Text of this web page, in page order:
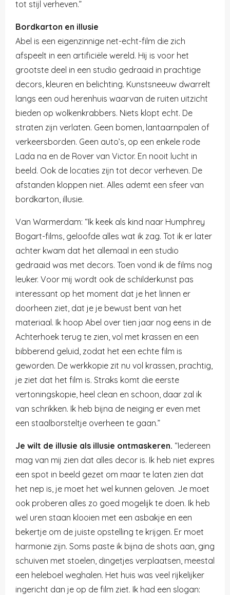
tot stijl verheven.”
Bordkarton en illusie
Abel is een eigenzinnige net-echt-film die zich
afspeelt in een artificiële wereld. Hij is voor het
grootste deel in een studio gedraaid in prachtige
decors, kleuren en belichting. Kunstsneeuw dwarrelt
langs een oud herenhuis waarvan de ruiten uitzicht
bieden op wolkenkrabbers. Niets klopt echt. De
straten zijn verlaten. Geen bomen, lantaarnpalen of
verkeersborden. Geen auto’s, op een enkele rode
Lada na en de Rover van Victor. En nooit lucht in
beeld. Ook de locaties zijn tot decor verheven. De
afstanden kloppen niet. Alles ademt een sfeer van
bordkarton, illusie.
Van Warmerdam: “Ik keek als kind naar Humphrey
Bogart-films, geloofde alles wat ik zag. Tot ik er later
achter kwam dat het allemaal in een studio
gedraaid was met decors. Toen vond ik de films nog
leuker. Voor mij wordt ook de schilderkunst pas
interessant op het moment dat je het linnen er
doorheen ziet, dat je je bewust bent van het
materiaal. Ik hoop Abel over tien jaar nog eens in de
Achterhoek terug te zien, vol met krassen en een
bibberend geluid, zodat het een echte film is
geworden. De werkkopie zit nu vol krassen, prachtig,
je ziet dat het film is. Straks komt die eerste
vertoningskopie, heel clean en schoon, daar zal ik
van schrikken. Ik heb bijna de neiging er even met
een staalborsteltje overheen te gaan.”
Je wilt de illusie als illusie ontmaskeren. “Iedereen
mag van mij zien dat alles decor is. Ik heb niet expres
een spot in beeld gezet om maar te laten zien dat
het nep is, je moet het wel kunnen geloven. Je moet
ook proberen alles zo goed mogelijk te doen. Ik heb
wel uren staan klooien met een asbakje en een
bekertje om de juiste opstelling te krijgen. Er moet
harmonie zijn. Soms paste ik bijna de shots aan, ging
schuiven met stoelen, dingetjes verplaatsen, meestal
een heleboel weghalen. Het huis was veel rijkelijker
ingericht dan je op de film ziet. Ik had een slogan: